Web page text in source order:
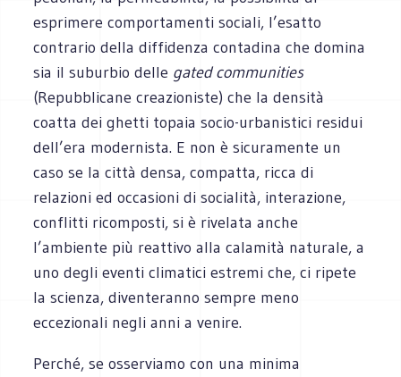
esprimere comportamenti sociali, l’esatto
contrario della diffidenza contadina che domina
sia il suburbio delle gated communities
(Repubblicane creazioniste) che la densità
coatta dei ghetti topaia socio-urbanistici residui
dell’era modernista. E non è sicuramente un
caso se la città densa, compatta, ricca di
relazioni ed occasioni di socialità, interazione,
conflitti ricomposti, si è rivelata anche
l’ambiente più reattivo alla calamità naturale, a
uno degli eventi climatici estremi che, ci ripete
la scienza, diventeranno sempre meno
eccezionali negli anni a venire.
Perché, se osserviamo con una minima